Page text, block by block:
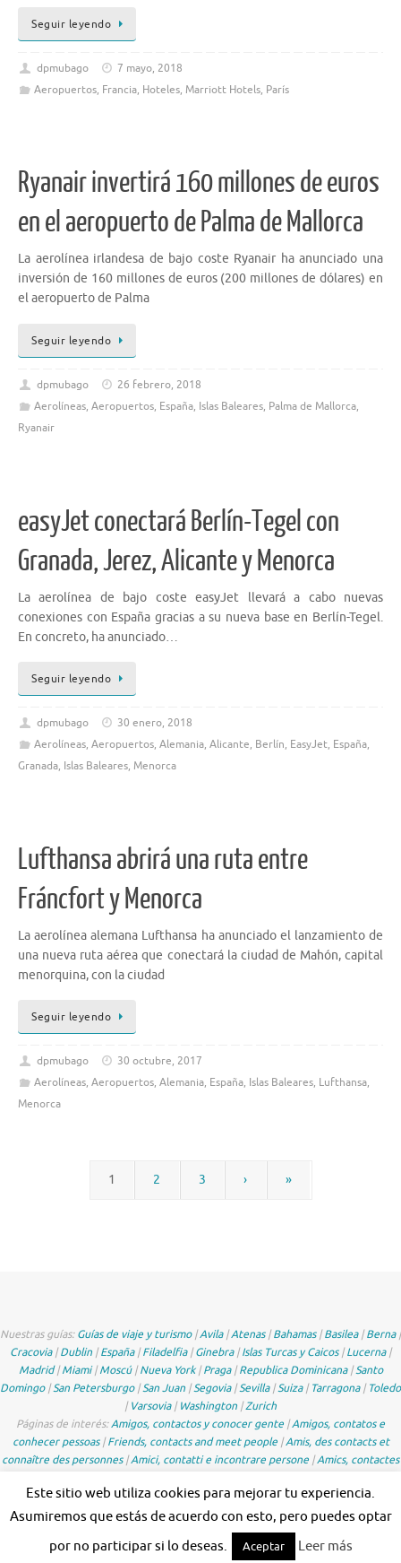
Seguir leyendo
dpmubago
7 mayo, 2018
Aeropuertos, Francia, Hoteles, Marriott Hotels, París
Ryanair invertirá 160 millones de euros
en el aeropuerto de Palma de Mallorca
La aerolínea irlandesa de bajo coste Ryanair ha anunciado una
inversión de 160 millones de euros (200 millones de dólares) en
el aeropuerto de Palma
Seguir leyendo
dpmubago
26 febrero, 2018
Aerolíneas, Aeropuertos, España, Islas Baleares, Palma de Mallorca,
Ryanair
easyJet conectará Berlín-Tegel con
Granada, Jerez, Alicante y Menorca
La aerolínea de bajo coste easyJet llevará a cabo nuevas
conexiones con España gracias a su nueva base en Berlín-Tegel.
En concreto, ha anunciado…
Seguir leyendo
dpmubago
30 enero, 2018
Aerolíneas, Aeropuertos, Alemania, Alicante, Berlín, EasyJet, España,
Granada, Islas Baleares, Menorca
Lufthansa abrirá una ruta entre
Fráncfort y Menorca
La aerolínea alemana Lufthansa ha anunciado el lanzamiento de
una nueva ruta aérea que conectará la ciudad de Mahón, capital
menorquina, con la ciudad
Seguir leyendo
dpmubago
30 octubre, 2017
Aerolíneas, Aeropuertos, Alemania, España, Islas Baleares, Lufthansa,
Menorca
1 2 3 › »
Nuestras guías:Guías de viaje y turismo|Avila|Atenas|Bahamas|Basilea|Berna|
Cracovia|Dublin |España|Filadelfia|Ginebra|Islas Turcas y Caicos|Lucerna|
Madrid|Miami|Moscú|Nueva York|Praga|Republica Dominicana|Santo
Domingo|San Petersburgo|San Juan |Segovia|Sevilla|Suiza|Tarragona|Toledo
|Varsovia|Washington |Zurich
Páginas de interés:Amigos, contactos y conocer gente |Amigos, contatos e
conhecer pessoas|Friends, contacts and meet people|Amis, des contacts et
connaître des personnes|Amici, contatti e incontrare persone |Amics, contactes
Funciona conTempera& WordPress.
Este sitio web utiliza cookies para mejorar tu experiencia.
Asumiremos que estás de acuerdo con esto, pero puedes optar
por no participar si lo deseas.
Aceptar Leer más